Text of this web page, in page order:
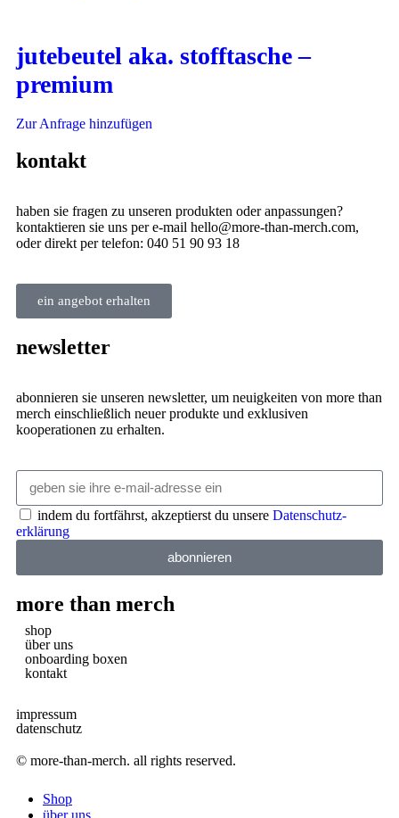
jutebeutel aka. stofftasche –
premium
Zur Anfrage hinzufügen
kontakt
haben sie fragen zu unseren produkten oder anpassungen?
kontaktieren sie uns per e-mail hello@more-than-merch.com,
oder direkt per telefon: 040 51 90 93 18
ein angebot erhalten
newsletter
abonnieren sie unseren newsletter, um neuigkeiten von more than
merch einschließlich neuer produkte und exklusiven
kooperationen zu erhalten.
indem du fortfährst, akzeptierst du unsere Datenschutz­
erklärung
abonnieren
more than merch
shop
über uns
onboarding boxen
kontakt
© more-than-merch. all rights reserved.
impressum
datenschutz
Shop
über uns